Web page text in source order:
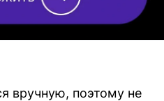
вручную, поэтому не